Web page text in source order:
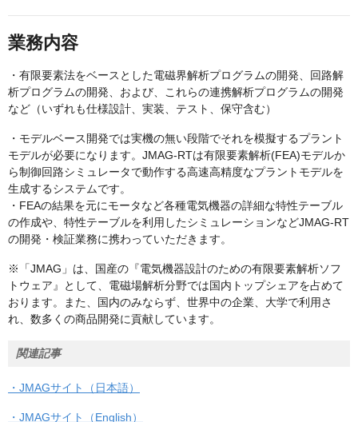
業務内容
・有限要素法をベースとした電磁界解析プログラムの開発、回路解
析プログラムの開発、および、これらの連携解析プログラムの開発
など（いずれも仕様設計、実装、テスト、保守含む）
・モデルベース開発では実機の無い段階でそれを模擬するプラント
モデルが必要になります。JMAG-RTは有限要素解析(FEA)モデルか
ら制御回路シミュレータで動作する高速高精度なプラントモデルを
生成するシステムです。
・FEAの結果を元にモータなど各種電気機器の詳細な特性テーブル
の作成や、特性テーブルを利用したシミュレーションなどJMAG-RT
の開発・検証業務に携わっていただきます。
※「JMAG」は、国産の『電気機器設計のための有限要素解析ソフ
トウェア』として、電磁場解析分野では国内トップシェアを占めて
おります。また、国内のみならず、世界中の企業、大学で利用さ
れ、数多くの商品開発に貢献しています。
関連記事
・JMAGサイト（日本語）
・JMAGサイト（English）